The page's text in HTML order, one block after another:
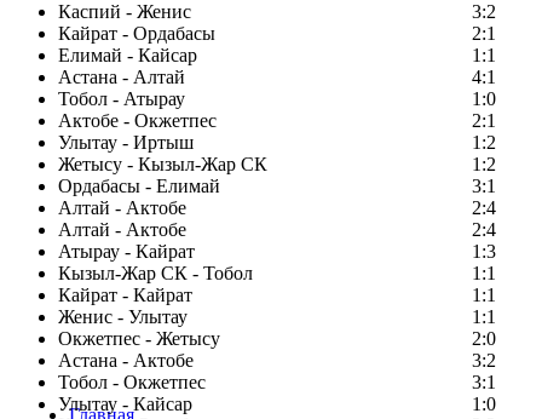
Каспий - Женис
3:2
Кайрат - Ордабасы
2:1
Елимай - Кайсар
1:1
Астана - Алтай
4:1
Тобол - Атырау
1:0
Актобе - Окжетпес
2:1
Улытау - Иртыш
1:2
Жетысу - Кызыл-Жар СК
1:2
Ордабасы - Елимай
3:1
Алтай - Актобе
2:4
Алтай - Актобе
2:4
Атырау - Кайрат
1:3
Кызыл-Жар СК - Тобол
1:1
Кайрат - Кайрат
1:1
Женис - Улытау
1:1
Окжетпес - Жетысу
2:0
Астана - Актобе
3:2
Тобол - Окжетпес
3:1
Улытау - Кайсар
1:0